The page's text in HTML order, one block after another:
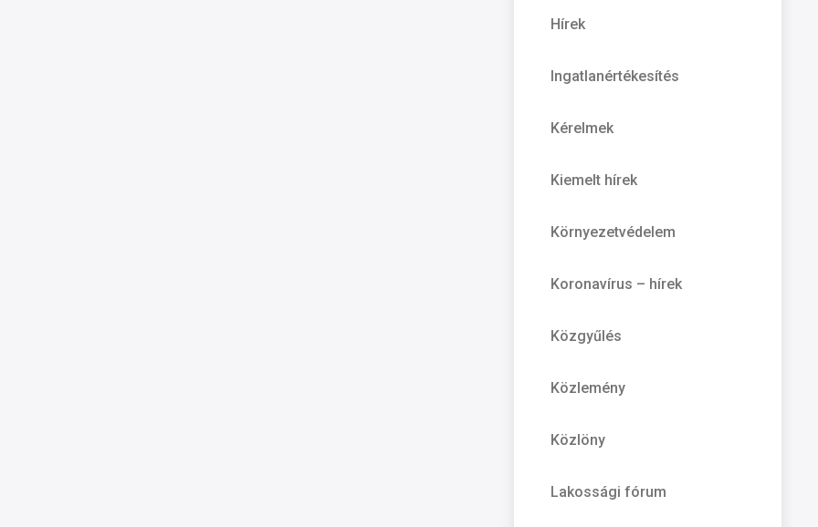
Hírek
Ingatlanértékesítés
Kérelmek
Kiemelt hírek
Környezetvédelem
Koronavírus – hírek
Közgyűlés
Közlemény
Közlöny
Lakossági fórum